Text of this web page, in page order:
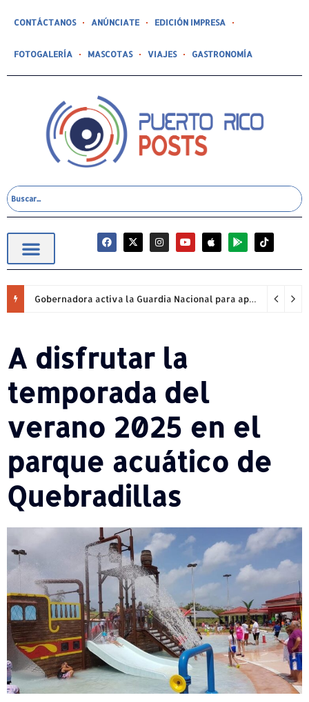
CONTÁCTANOS ANÚNCIATE EDICIÓN IMPRESA
FOTOGALERÍA MASCOTAS VIAJES GASTRONOMÍA
Gobernadora activa la Guardia Nacional para apoyar labores de extinción de fuego forestal en Cayey
A disfrutar la
temporada del
verano 2025 en el
parque acuático de
Quebradillas